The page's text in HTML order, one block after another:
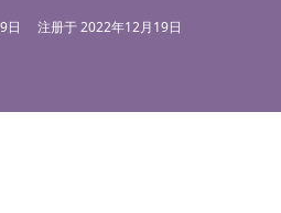
日 注册于2022年12月19日